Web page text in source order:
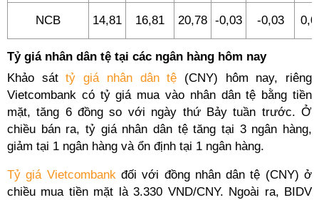
NCB 14,81 16,81 20,78 -0,03 -0,03
Tỷ giá nhân dân tệ tại các ngân hàng hôm nay
Khảo sáttỷ giá nhân dân tệ (CNY) hôm nay, riêng
Vietcombank có tỷ giá mua vào nhân dân tệ bằng tiền
mặt, tăng 6 đồng so với ngày thứ Bảy tuần trước. Ở
chiều bán ra, tỷ giá nhân dân tệ tăng tại 3 ngân hàng,
giảm tại 1 ngân hàng và ổn định tại 1 ngân hàng.
Tỷ giá Vietcombankđối với đồng nhân dân tệ (CNY) ở
chiều mua tiền mặt là 3.330 VND/CNY. Ngoài ra, BIDV